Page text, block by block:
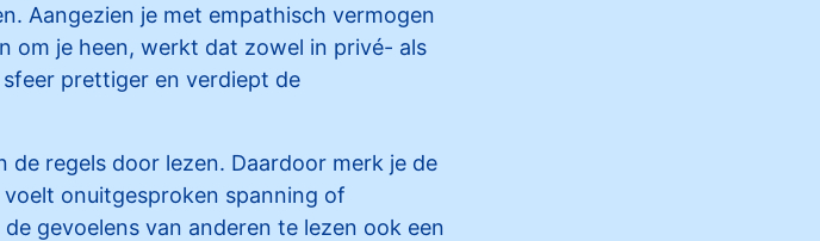
Aangezien je met empathisch vermogen
om je heen, werkt dat zowel in privé- als
prettiger en verdiept de
de regels door lezen. Daardoor merk je de
onuitgesproken spanning of
gevoelens van anderen te lezen ook een